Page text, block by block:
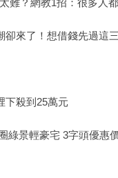
難？網教1招：很多人
卻來了！想借錢先過這
下殺到25萬元
綠景輕豪宅 3字頭優惠